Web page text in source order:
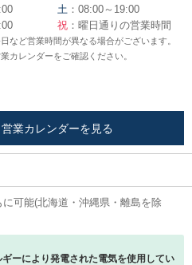
土 ：08:00～19:00
祝 ：曜日通りの営業時間
など営業時間が異なる場合がございます。
カレンダーをご確認ください。
営業カレンダーを見る
に可能(北海道・沖縄県・離島を除
ーにより発電された電気を使用してい